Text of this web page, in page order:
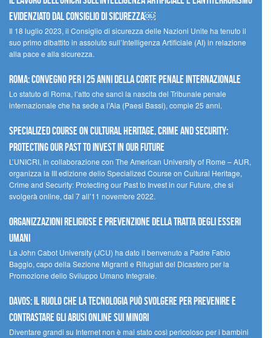
evidenziato dal Consiglio di Sicurezza￼
Il 18 luglio 2023, il Consiglio di sicurezza delle Nazioni Unite ha tenuto il
suo primo dibattito in assoluto sull’Intelligenza Artificiale (AI) in relazione
alla pace e alla sicurezza.
Roma: convegno per i 25 anni della Corte penale internazionale
Lo statuto di Roma, l’atto che sancì la nascita del Tribunale penale
internazionale che ha sede a l’Aia (Paesi Bassi), compie 25 anni.
Specialized Course on Cultural Heritage, Crime and Security:
Protecting our Past to Invest in our Future
L’UNICRI, in collaborazione con The American University of Rome – AUR,
organizza la III edizione dello Specialized Course on Cultural Heritage,
Crime and Security: Protecting our Past to Invest in our Future, che si
svolgerà online, dal 7 all’11 novembre 2022.
Organizzazioni religiose e prevenzione della tratta degli esseri
umani
La John Cabot University (JCU) ha dato il benvenuto a Padre Fabio
Baggio, capo della Sezione Migranti e Rifugiati del Dicastero per la
Promozione dello Sviluppo Umano Integrale.
Davos: il ruolo che la tecnologia può svolgere per prevenire e
contrastare gli abusi online sui minori
Diventare grandi su Internet non è mai stato così pericoloso per i bambini